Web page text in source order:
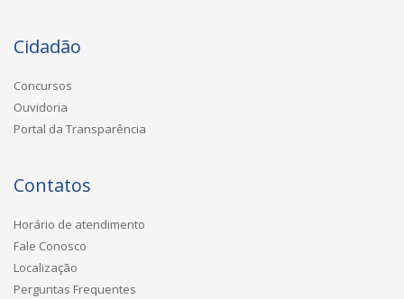
Cidadão
Concursos
Ouvidoria
Portal da Transparência
Contatos
Horário de atendimento
Fale Conosco
Localização
Perguntas Frequentes